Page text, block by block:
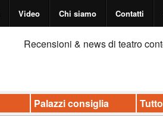
Video Chi siamo Contatti
Recensioni & news di teatro
Palazzi consiglia